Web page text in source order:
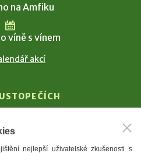
na Amfiku
víně s vínem
akcí
nejlepší uživatelské zkušenosti s